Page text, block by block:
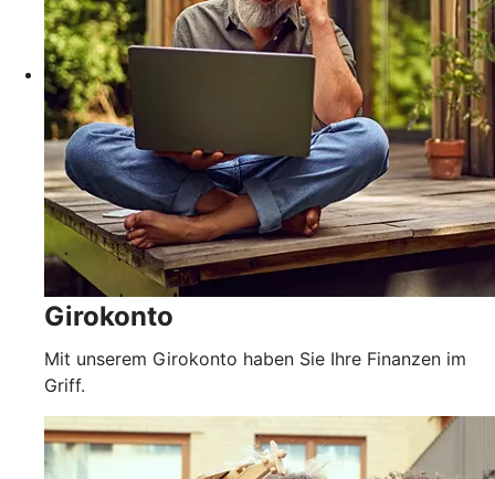
Girokonto
Mit unserem Girokonto haben Sie Ihre Finanzen im
Griff.